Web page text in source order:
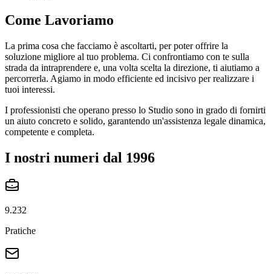
Come Lavoriamo
La prima cosa che facciamo è ascoltarti, per poter offrire la
soluzione migliore al tuo problema. Ci confrontiamo con te sulla
strada da intraprendere e, una volta scelta la direzione, ti aiutiamo a
percorrerla. Agiamo in modo efficiente ed incisivo per realizzare i
tuoi interessi.
I professionisti che operano presso lo Studio sono in grado di fornirti
un aiuto concreto e solido, garantendo un'assistenza legale dinamica,
competente e completa.
I nostri numeri dal 1996
9.232
Pratiche